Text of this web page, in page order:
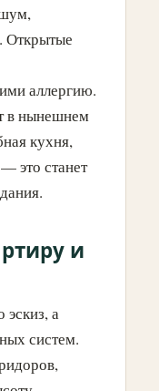
Открытые
аллергию.
в нынешнем
кухня,
это станет
и
а
систем.